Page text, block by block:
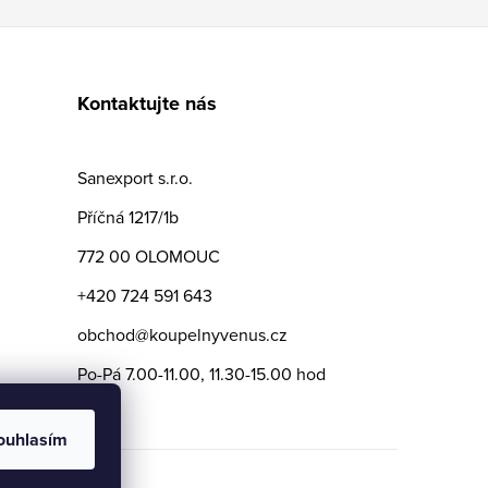
Kontaktujte nás
Sanexport s.r.o.
Příčná 1217/1b
772 00 OLOMOUC
+420 724 591 643
obchod@koupelnyvenus.cz
Po-Pá 7.00-11.00, 11.30-15.00 hod